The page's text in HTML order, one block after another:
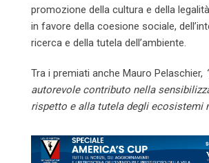
promozione della cultura e della
in favore della coesione sociale,
ricerca e della tutela dell’ambiente.
Tra i premiati anche Mauro Pelaschier,
autorevole contributo nella
rispetto e alla tutela degli ecosistemi